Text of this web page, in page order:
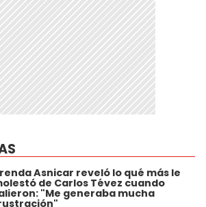
Asnicar reveló lo qué más le
de Carlos Tévez cuando
"Me generaba mucha